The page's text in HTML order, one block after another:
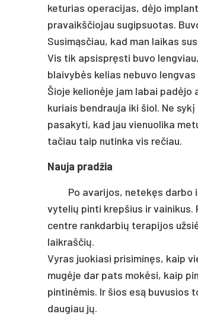
keturias operacijas, dėjo
pravaikščiojau sugipsuotas.
Susimąsčiau, kad man laikas
Vis tik apsispręsti buvo
blaivybės kelias nebuvo
Šioje kelionėje jam labai padėjo
kuriais bendrauja iki šiol. Ne
pasakyti, kad jau vienuolika
tačiau taip nutinka vis rečiau.
Nauja pradžia
Po avarijos, netekęs darbo
vytelių pinti krepšius ir
centre rankdarbių terapijos
laikraščių.
Vyras juokiasi prisiminęs, kaip
mugėje dar pats mokėsi, kaip
pintinėmis. Ir šios esą
daugiau jų.